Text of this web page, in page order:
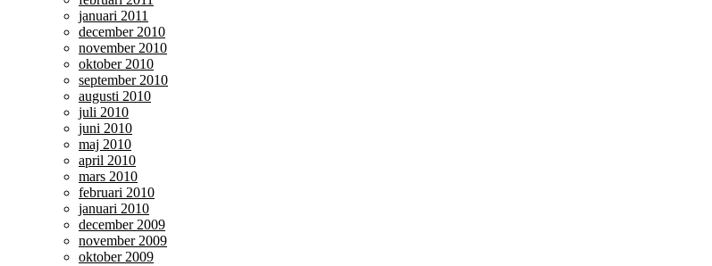
januari 2011
december 2010
november 2010
oktober 2010
september 2010
augusti 2010
juli 2010
juni 2010
maj 2010
april 2010
mars 2010
februari 2010
januari 2010
december 2009
november 2009
oktober 2009